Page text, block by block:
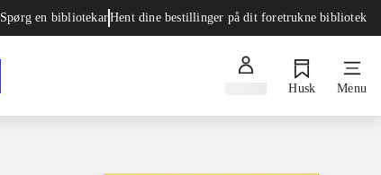
Spørg en bibliotekarHent dine bestillinger på dit foretrukne bibliotek
Husk Menu